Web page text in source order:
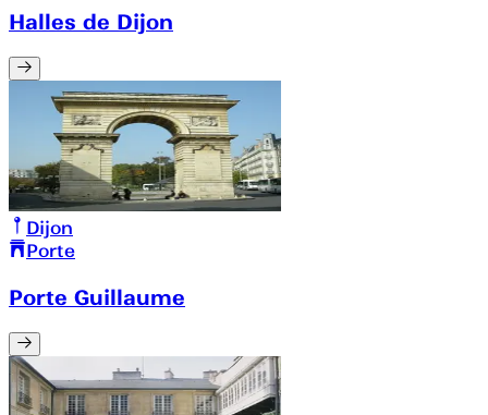
Halles de Dijon
Dijon
Porte
Porte Guillaume